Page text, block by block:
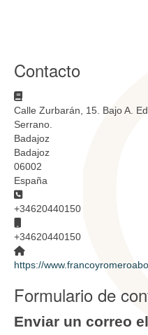
Contacto
Dirección postal
Calle Zurbarán, 15. Bajo A.
Serrano.
Badajoz
Badajoz
06002
España
Teléfono
+34620440150
+34620440150
Sitio web
https://
Formulario de
Enviar un correo